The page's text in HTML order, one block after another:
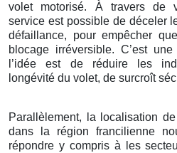
volet motorisé. À travers de
service est possible de déceler
défaillance, pour empêcher
blocage irréversible. C’est
l’idée est de réduire les
longévité du volet, de surcroît
Parallèlement, la localisation
dans la région francilienne
répondre y compris à les